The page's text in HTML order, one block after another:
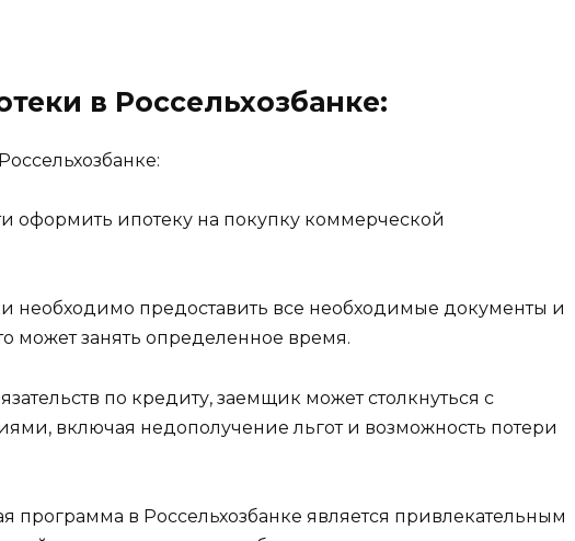
в Россельхозбанке:
оформить ипотеку на покупку коммерческой
необходимо предоставить все необходимые документы и
может занять определенное время.
по кредиту, заемщик может столкнуться с
включая недополучение льгот и возможность потери
программа в Россельхозбанке является привлекательным